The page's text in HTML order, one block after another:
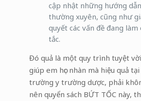
cập nhật những hướng
thường xuyên, cũng như
quyết các vấn đề đang làm
tắc.
Đó quả là một quy trình tuyệt
giúp em học nhàn mà hiệu quả tại
trường y trường dược, phải
nên quyển sách BỨT TỐC này,